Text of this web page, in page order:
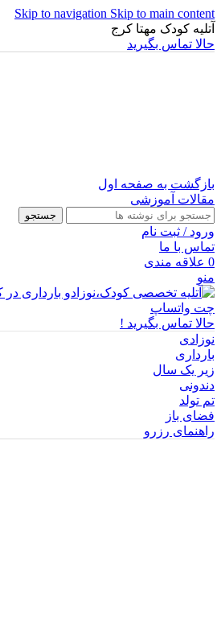
Skip to navigation Skip to main content
آتلیه کودک مهتا کرج
حالا تماس بگیرید
بازگشت به صفحه اول
مقالات آموزشی
جستجو
ورود / ثبت نام
تماس با ما
0 علاقه مندی
منو
چت واتساپ
حالا تماس بگیرید !
نوزادی
بارداری
زیر یک سال
دندونی
تم تولد
فضای باز
راهنمای رزرو